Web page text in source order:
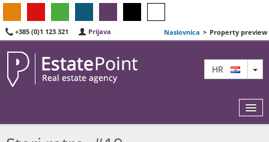
+385 (0)1 123 321 Prijava Naslovnica > Property preview
HR